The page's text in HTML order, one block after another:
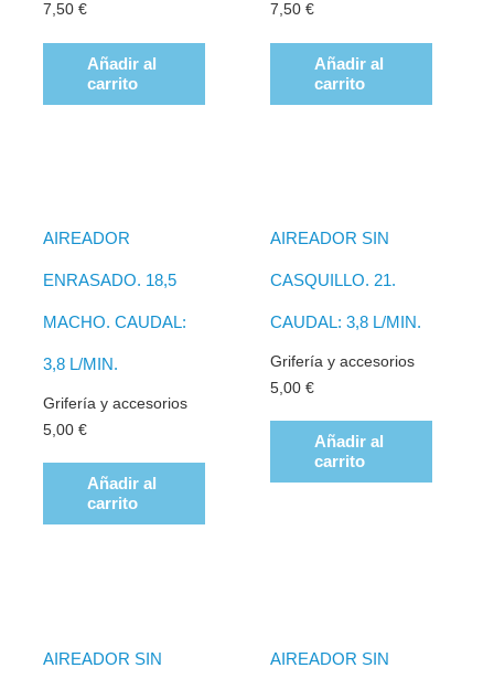
7,50€
Añadir al
carrito
7,50 €
Añadir al
carrito
AIREADOR
ENRASADO. 18,5
MACHO. CAUDAL:
3,8 L/MIN.
Grifería y accesorios
5,00€
Añadir al
carrito
AIREADOR SIN
CASQUILLO. 21.
CAUDAL: 3,8 L/MIN.
Grifería y accesorios
5,00 €
Añadir al
carrito
AIREADOR SIN AIREADOR SIN